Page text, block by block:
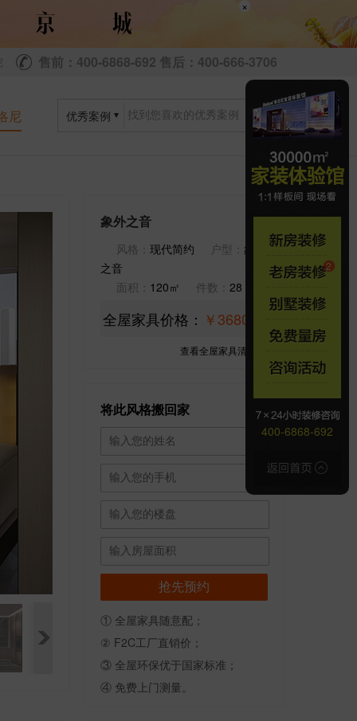
×
售前：400-6868-692 售后：400-666-3706
尼 优秀案例
象外之音
风格： 现代简约 户型： 象外
之音
面积： 120㎡ 件数： 28
全屋家具价格： ￥368000
查看全屋家具清单>>
将此风格搬回家
① 全屋家具随意配；
② F2C工厂直销价；
③ 全屋环保优于国家标准；
④ 免费上门测量。
400-6868-692